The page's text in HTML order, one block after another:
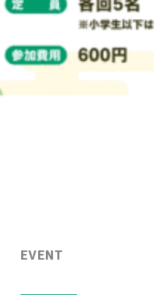
EVENT